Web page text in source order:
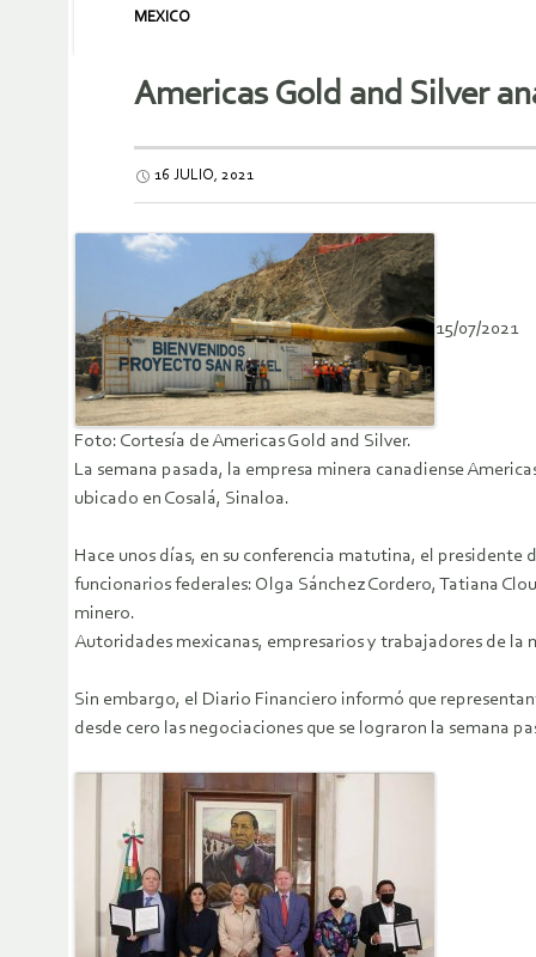
MEXICO
Americas Gold and Silver
16 JULIO, 2021
15/07/2021
Foto: Cortesía de Americas Gold and Silver.
La semana pasada, la empresa minera canadiense
ubicado en Cosalá, Sinaloa.
Hace unos días, en su conferencia matutina, el
funcionarios federales: Olga Sánchez Cordero, Tatiana
minero.
Autoridades mexicanas, empresarios y trabajadores de la
Sin embargo, el Diario Financiero informó que
desde cero las negociaciones que se lograron la semana